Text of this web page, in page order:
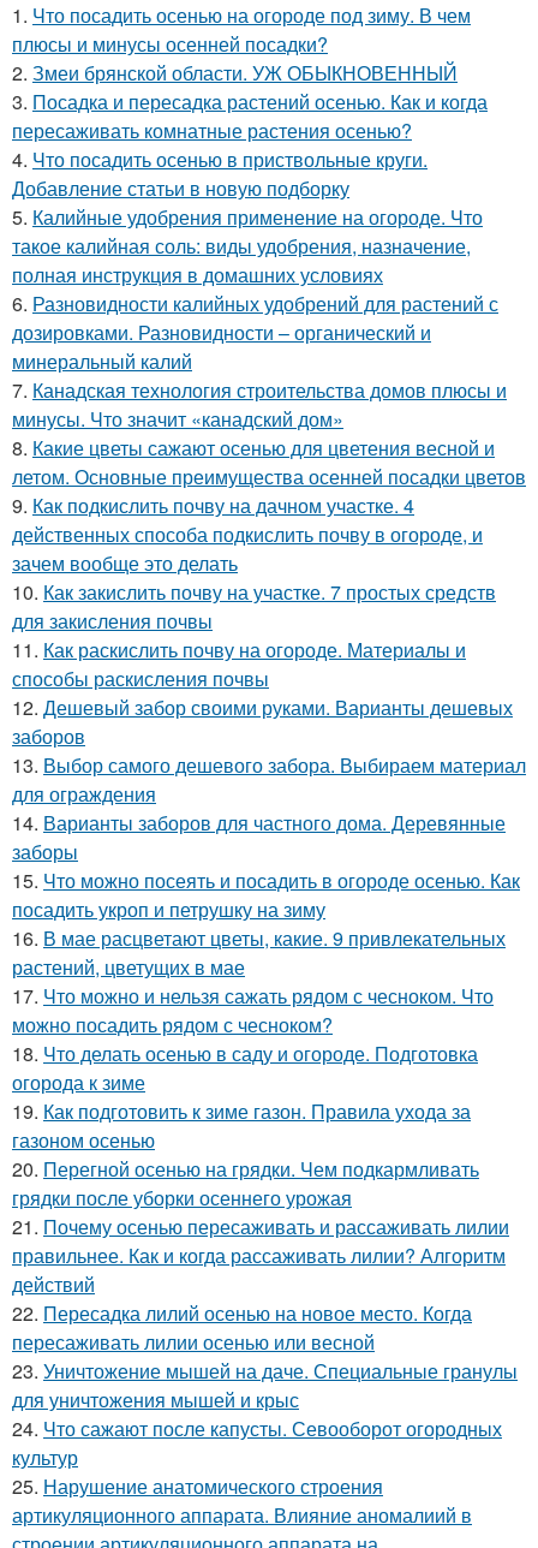
1. Что посадить осенью на огороде под зиму. В чем
плюсы и минусы осенней посадки?
2. Змеи брянской области. УЖ ОБЫКНОВЕННЫЙ
3. Посадка и пересадка растений осенью. Как и когда
пересаживать комнатные растения осенью?
4. Что посадить осенью в приствольные круги.
Добавление статьи в новую подборку
5. Калийные удобрения применение на огороде. Что
такое калийная соль: виды удобрения, назначение,
полная инструкция в домашних условиях
6. Разновидности калийных удобрений для растений с
дозировками. Разновидности – органический и
минеральный калий
7. Канадская технология строительства домов плюсы и
минусы. Что значит «канадский дом»
8. Какие цветы сажают осенью для цветения весной и
летом. Основные преимущества осенней посадки цветов
9. Как подкислить почву на дачном участке. 4
действенных способа подкислить почву в огороде, и
зачем вообще это делать
10. Как закислить почву на участке. 7 простых средств
для закисления почвы
11. Как раскислить почву на огороде. Материалы и
способы раскисления почвы
12. Дешевый забор своими руками. Варианты дешевых
заборов
13. Выбор самого дешевого забора. Выбираем материал
для ограждения
14. Варианты заборов для частного дома. Деревянные
заборы
15. Что можно посеять и посадить в огороде осенью. Как
посадить укроп и петрушку на зиму
16. В мае расцветают цветы, какие. 9 привлекательных
растений, цветущих в мае
17. Что можно и нельзя сажать рядом с чесноком. Что
можно посадить рядом с чесноком?
18. Что делать осенью в саду и огороде. Подготовка
огорода к зиме
19. Как подготовить к зиме газон. Правила ухода за
газоном осенью
20. Перегной осенью на грядки. Чем подкармливать
грядки после уборки осеннего урожая
21. Почему осенью пересаживать и рассаживать лилии
правильнее. Как и когда рассаживать лилии? Алгоритм
действий
22. Пересадка лилий осенью на новое место. Когда
пересаживать лилии осенью или весной
23. Уничтожение мышей на даче. Специальные гранулы
для уничтожения мышей и крыс
24. Что сажают после капусты. Севооборот огородных
культур
25. Нарушение анатомического строения
артикуляционного аппарата. Влияние аномалиий в